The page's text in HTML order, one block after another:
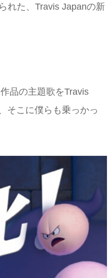
れた、Travis Japanの新
品の主題歌をTravis
そこに僕らも乗っかっ